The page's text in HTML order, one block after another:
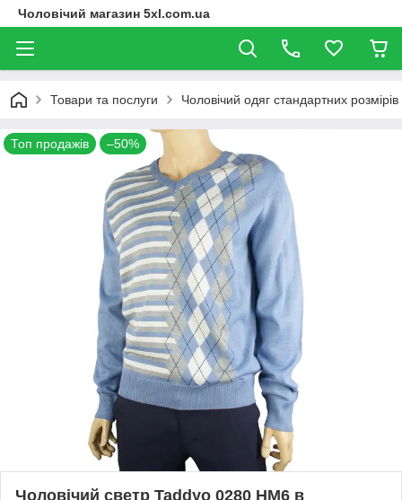
Чоловічий магазин 5xl.com.ua
Товари та послуги Чоловічий одяг стандартних розмірів
Топ продажів –50%
Чоловічий светр Taddyo 0280 НМ6 в